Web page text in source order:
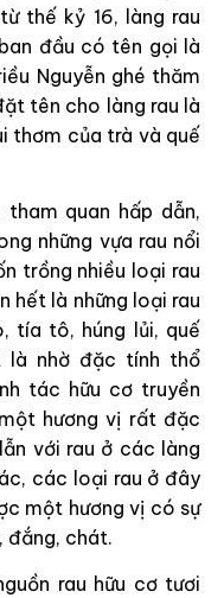
thế kỷ 16, làng rau
đầu có tên gọi là
Nguyễn ghé thăm
tên cho làng rau là
thơm của trà và quế
quan hấp dẫn,
những vựa rau nổi
trồng nhiều loại rau
hết là những loại rau
tía tô, húng lủi, quế
nhờ đặc tính thổ
tác hữu cơ truyền
hương vị rất đặc
với rau ở các làng
các loại rau ở đây
một hương vị có sự
đắng, chát.
rau hữu cơ tươi